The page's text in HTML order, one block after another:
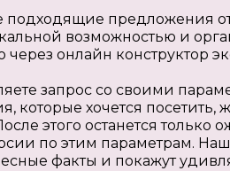
подходящие предложения
возможностью и
через онлайн конструктор
запрос со своими
которые хочется посетить,
этого останется только
по этим параметрам.
факты и покажут